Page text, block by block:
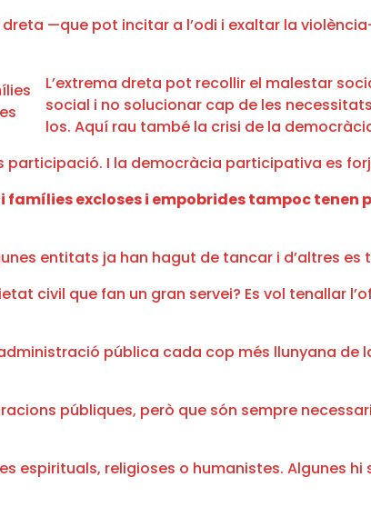
—que pot incitar a l’odi i exaltar la
L’extrema dreta pot recollir el malestar
social i no solucionar cap de les
los. Aquí rau també la crisi de la
I la democràcia participativa es
excloses i empobrides tampoc tenen
entitats ja han hagut de tancar i d’altres es
civil que fan un gran servei? Es vol tenallar
pública cada cop més llunyana
públiques, però que són sempre
religioses o humanistes. Algunes hi